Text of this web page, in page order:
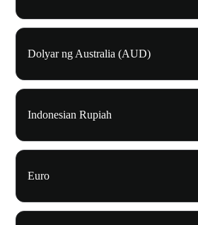
Dolyar ng Australia (AUD)
Indonesian Rupiah
Euro